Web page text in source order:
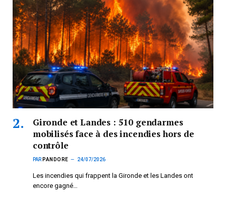
Gironde et Landes : 510 gendarmes
mobilisés face à des incendies hors de
contrôle
PAR PANDORE 24/07/2026
Les incendies qui frappent la Gironde et les Landes ont
encore gagné…